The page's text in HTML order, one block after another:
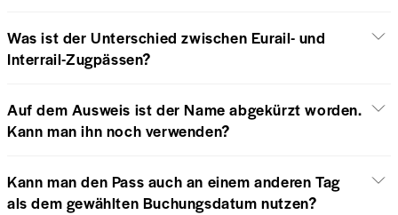
Was ist der Unterschied zwischen Eurail- und
Interrail-Zugpässen?
Auf dem Ausweis ist der Name abgekürzt worden.
Kann man ihn noch verwenden?
Kann man den Pass auch an einem anderen Tag
als dem gewählten Buchungsdatum nutzen?